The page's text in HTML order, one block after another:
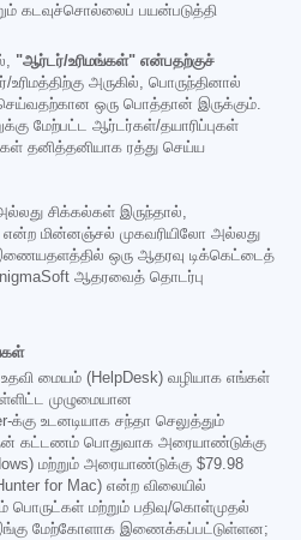
கடவுச்சொல்லைப் பயன்படுத்தி
"ஆர்டர்/உரிமங்கள்" என்பதற்குச்
அருகில், பொருந்தினால்
ஒரு பொத்தான் இருக்கும்.
மேற்பட்ட ஆர்டர்கள்/தயாரிப்புகள்
தனித்தனியாக ரத்து செய்ய
சிக்கல்கள் இருந்தால்,
என்ற மின்னஞ்சல் முகவரியிலோ அல்லது
ஒரு ஆதரவு டிக்கெட்டைத்
ஆதரவைத் தொடர்பு
மையம் (HelpDesk) வழியாக எங்கள்
முழுமையான
க்கு உடனடியாக சந்தா செலுத்தும்
கட்டணம் பொதுவாக அரையாண்டுக்கு
மற்றும் அரையாண்டுக்கு $79.98
for Mac) என்ற விலையில்
பொருட்கள் மற்றும் பதிவு/கொள்முதல்
மேற்கோளாக இணைக்கப்பட்டுள்ளன;